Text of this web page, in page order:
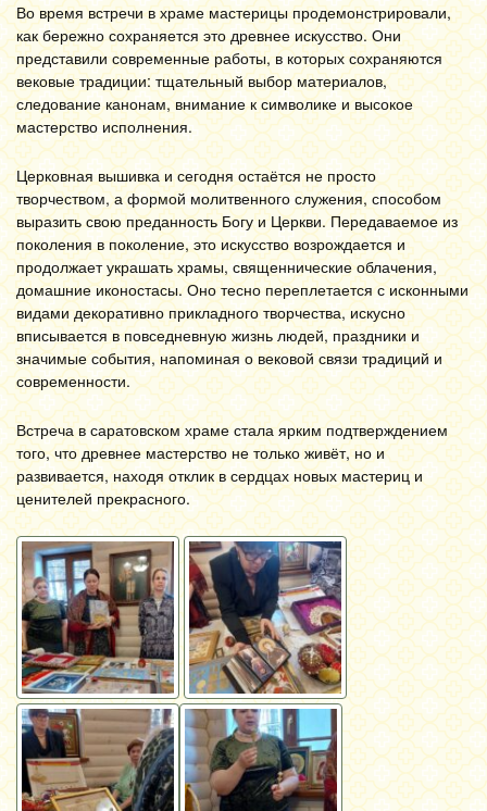
Во время встречи в храме мастерицы продемонстрировали,
как бережно сохраняется это древнее искусство. Они
представили современные работы, в которых сохраняются
вековые традиции: тщательный выбор материалов,
следование канонам, внимание к символике и высокое
мастерство исполнения.
Церковная вышивка и сегодня остаётся не просто
творчеством, а формой молитвенного служения, способом
выразить свою преданность Богу и Церкви. Передаваемое из
поколения в поколение, это искусство возрождается и
продолжает украшать храмы, священнические облачения,
домашние иконостасы. Оно тесно переплетается с исконными
видами декоративно прикладного творчества, искусно
вписывается в повседневную жизнь людей, праздники и
значимые события, напоминая о вековой связи традиций и
современности.
Встреча в саратовском храме стала ярким подтверждением
того, что древнее мастерство не только живёт, но и
развивается, находя отклик в сердцах новых мастериц и
ценителей прекрасного.